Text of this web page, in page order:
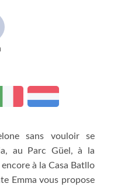
sans vouloir se
au Parc Güel, à la
à la Casa Batllo
Emma vous propose